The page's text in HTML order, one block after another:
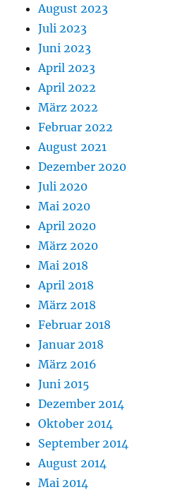
August 2023
Juli 2023
Juni 2023
April 2023
April 2022
März 2022
Februar 2022
August 2021
Dezember 2020
Juli 2020
Mai 2020
April 2020
März 2020
Mai 2018
April 2018
März 2018
Februar 2018
Januar 2018
März 2016
Juni 2015
Dezember 2014
Oktober 2014
September 2014
August 2014
Mai 2014